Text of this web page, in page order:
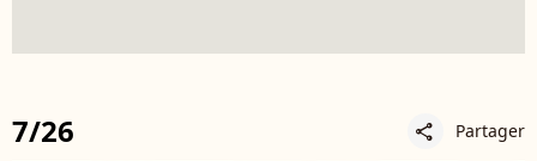
7/26 share Partager